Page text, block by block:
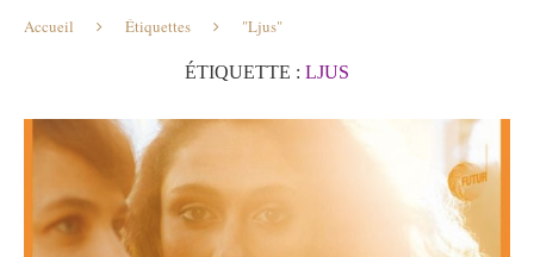
Accueil Étiquettes "Ljus"
ÉTIQUETTE : LJUS